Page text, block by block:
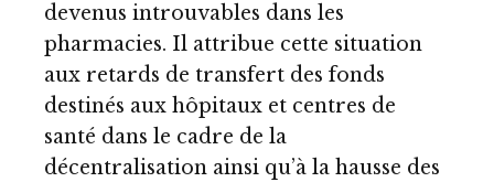
devenus introuvables dans les
pharmacies. Il attribue cette situation
aux retards de transfert des fonds
destinés aux hôpitaux et centres de
santé dans le cadre de la
décentralisation ainsi qu’à la hausse des